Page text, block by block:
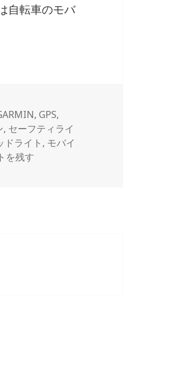
自転車のモバ
ック6000デュアルポート
,GPS,
, セーフティライ
ドライト , モバイ
モバイルパワーパック6000デュア
を残す